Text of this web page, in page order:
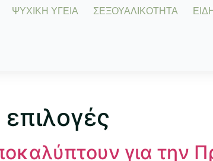
ΨΥΧΙΚΗ ΥΓΕΙΑ ΣΕΞΟΥΑΛΙΚΟΤΗΤΑ
για την